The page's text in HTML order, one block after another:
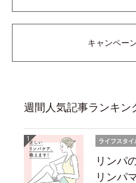
キャンペー
週間人気記事ランキン
ライフスタイ
リンパ
リンパ